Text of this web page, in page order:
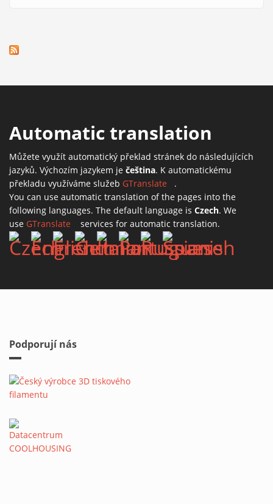
Automatic translation
Můžete využít automatický překlad stránek do následujících
jazyků. Výchozím jazykem je čeština. K automatickému
překladu využíváme služeb GTranslate (link is external)
.
You can use automatic translation of the pages into the
following languages. The default language is Czech. We
use GTranslate (link is external)
services for automatic translation.
Podporují nás